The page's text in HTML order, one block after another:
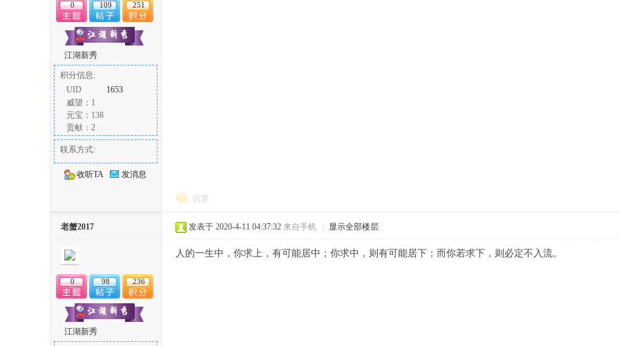
大
0 109 251
江湖新秀
积分信息:
UID
1653
威望：1
元宝：138
贡献：2
联系方式:
收听TA 发消息
回复
老蟹2017
0 98 236
江湖新秀
发表于 2020-4-11 04:37:32 来自手机 显示全部楼层
人的一生中，你求上，有可能居中；你求中，则有可能居下；而你若求下，则必定不入流。